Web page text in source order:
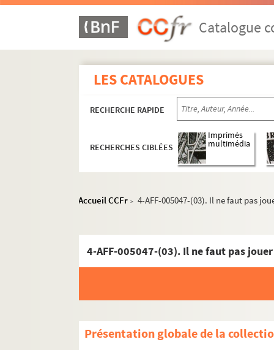
Catalogue
LES CATALOGUES
RECHERCHE RAPIDE
RECHERCHES CIBLÉES
Imprimés
multimédia
Accueil CCFr > 4-AFF-005047-(03). Il ne faut pas
4-AFF-005047-(03). Il ne faut pas
Présentation globale de la
Seine-et-Marne
Yvelines
Essonne